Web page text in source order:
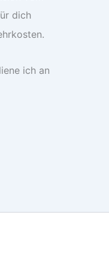
dich
ich an